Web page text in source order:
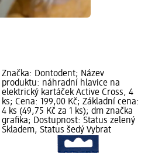
Značka: Dontodent; Název
produktu: náhradní hlavice na
elektrický kartáček Active Cross, 4
ks; Cena: 199,00 Kč; Základní cena:
4 ks (49,75 Kč za 1 ks); dm značka
grafika; Dostupnost: Status zelený
Skladem, Status šedý Vybrat